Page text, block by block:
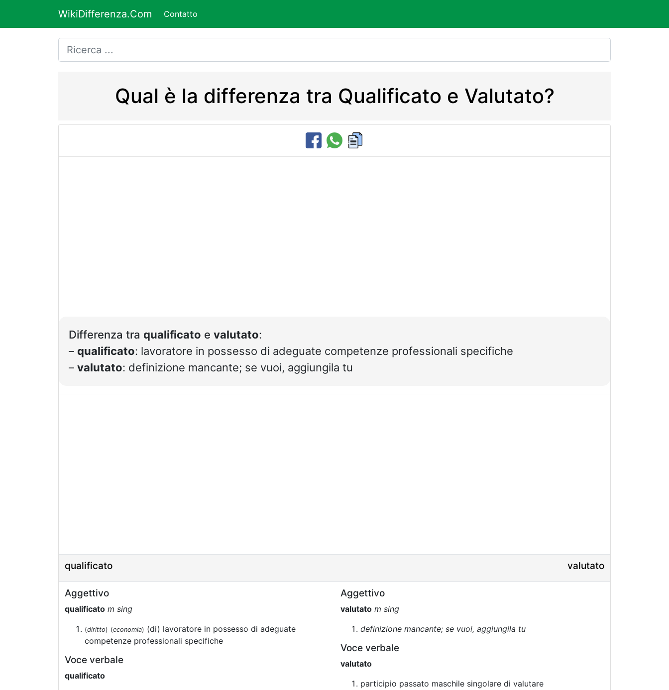
WikiDifferenza.Com Contatto
Qual è la differenza tra Qualificato e Valutato?
Differenza tra qualificato e valutato:
– qualificato: lavoratore in possesso di adeguate competenze professionali specifiche
– valutato: definizione mancante; se vuoi, aggiungila tu
qualificato valutato
Aggettivo
qualificato m sing
(diritto) (economia) (di) lavoratore in possesso di adeguate
competenze professionali specifiche
Voce verbale
qualificato
Aggettivo
valutato m sing
definizione mancante; se vuoi, aggiungila tu
Voce verbale
valutato
participio passato maschile singolare di valutare